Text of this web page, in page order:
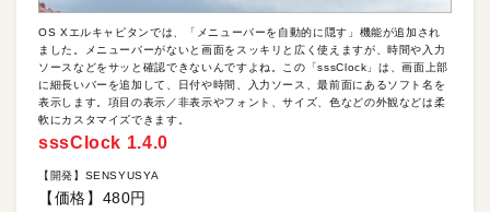
OS Xエルキャピタンでは、「メニューバーを自動的に隠す」機能が追加され
ました。メニューバーがないと画面をスッキリと広く使えますが、時間や入力
ソースなどをサッと確認できないんですよね。この「sssClock」は、画面上部
に細長いバーを追加して、日付や時間、入力ソース、最前面にあるソフト名を
表示します。項目の表示／非表示やフォント、サイズ、色などの外観などは柔
軟にカスタマイズできます。
sssClock 1.4.0
【開発】SENSYUSYA
【価格】480円